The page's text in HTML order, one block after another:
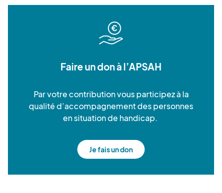
Faire un don à l’APSAH
Par votre contribution vous participez à la
qualité d’accompagnement des personnes
en situation de handicap.
Je fais un don